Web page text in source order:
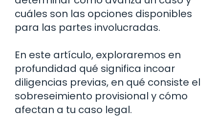
cuáles son las opciones disponibles
para las partes involucradas.
En este artículo, exploraremos en
profundidad qué significa incoar
diligencias previas, en qué consiste el
sobreseimiento provisional y cómo
afectan a tu caso legal.